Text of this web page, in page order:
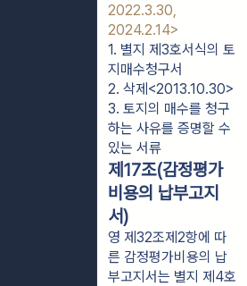
2022.3.30,
2024.2.14>
1. 별지 제3호서식의 토
지매수청구서
2. 삭제<2013.10.30>
3. 토지의 매수를 청구
하는 사유를 증명할 수
있는 서류
제17조(감정평가
비용의 납부고지
서)
영 제32조제2항에 따
른 감정평가비용의 납
부고지서는 별지 제4호